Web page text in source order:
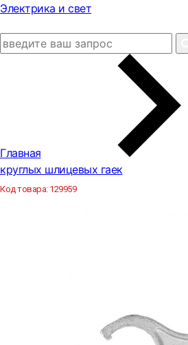
Электрика и свет
Главная
круглых шлицевых гаек
Код товара: 129959